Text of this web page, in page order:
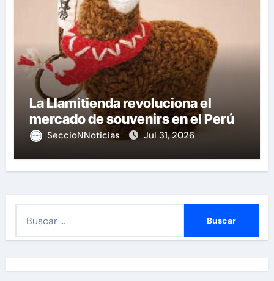
La Llamitienda revoluciona el
mercado de souvenirs en el Perú
SeccioNNoticias Jul 31, 2026